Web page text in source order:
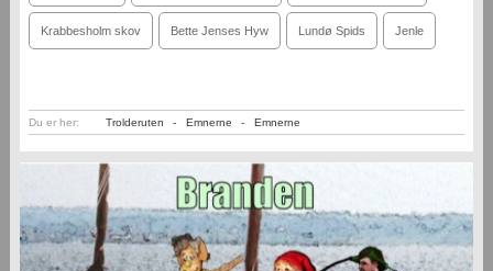
Krabbesholm skov Bette Jenses Hyw Lundø Spids Jenle
Du er her: Trolderuten - Emnerne - Emnerne